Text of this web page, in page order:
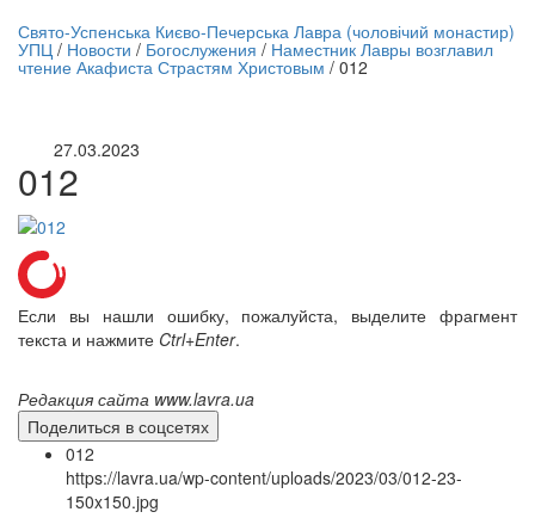
трансляция | 12 сентября
трансляции
Свято-Успенська Києво-Печерська Лавра (чоловічий монастир)
УПЦ / Новости / Богослужения / Наместник Лавры возглавил
чтение Акафиста Страстям Христовым / 012
27.03.2023
012
Если вы нашли ошибку, пожалуйста, выделите фрагмент
текста и нажмите Ctrl+Enter.
Редакция сайта www.lavra.ua
Поделиться в соцсетях
012
https://lavra.ua/wp-content/uploads/2023/03/012-23-
150x150.jpg